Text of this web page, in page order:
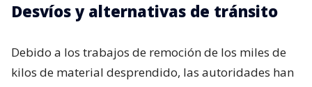
Desvíos y alternativas de tránsito
Debido a los trabajos de remoción de los miles de
kilos de material desprendido, las autoridades han